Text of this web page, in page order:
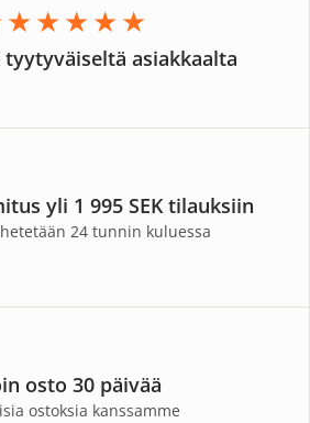
tyytyväiseltä asiakkaalta
yli 1 995 SEK tilauksiin
24 tunnin kuluessa
osto 30 päivää
ostoksia kanssamme